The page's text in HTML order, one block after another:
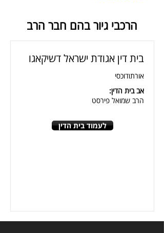
הרכבי גיור בהם חבר הרב
בית דין אגודת ישראל דשיקאגו
אורתודוכסי
אב בית הדין:
הרב שמואל פירסט
לעמוד בית הדין